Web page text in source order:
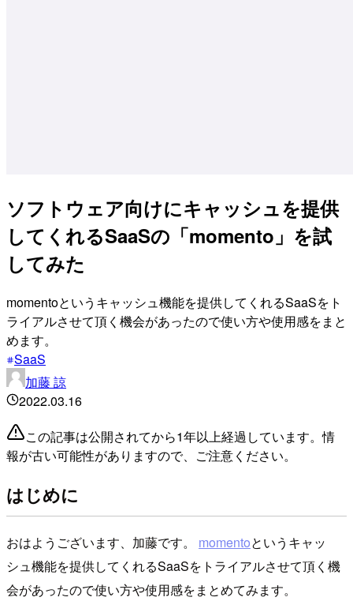
ソフトウェア向けにキャッシュを提供
してくれるSaaSの「momento」を試
してみた
momentoというキャッシュ機能を提供してくれるSaaSをト
ライアルさせて頂く機会があったので使い方や使用感をまと
めます。
SaaS
加藤 諒
2022.03.16
この記事は公開されてから1年以上経過しています。情
報が古い可能性がありますので、ご注意ください。
はじめに
おはようございます、加藤です。 momentoというキャッ
シュ機能を提供してくれるSaaSをトライアルさせて頂く機
会があったので使い方や使用感をまとめてみます。